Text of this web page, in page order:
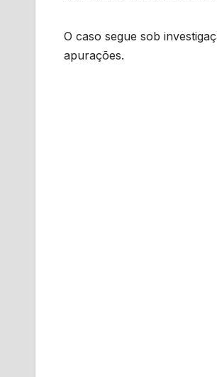
O caso segue sob
apurações.